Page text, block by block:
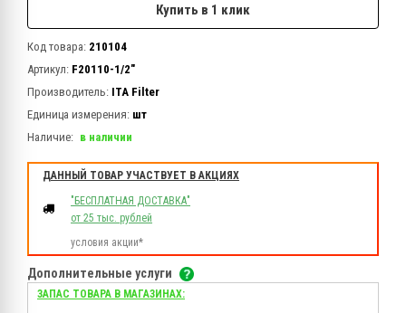
Купить в 1 клик
Код товара: 210104
Артикул: F20110-1/2"
Производитель: ITA Filter
Единица измерения: шт
Наличие: в наличии
ДАННЫЙ ТОВАР УЧАСТВУЕТ В АКЦИЯХ
"БЕСПЛАТНАЯ ДОСТАВКА"
от 25 тыс. рублей
условия акции*
Дополнительные услуги
ЗАПАС ТОВАРА В МАГАЗИНАХ: